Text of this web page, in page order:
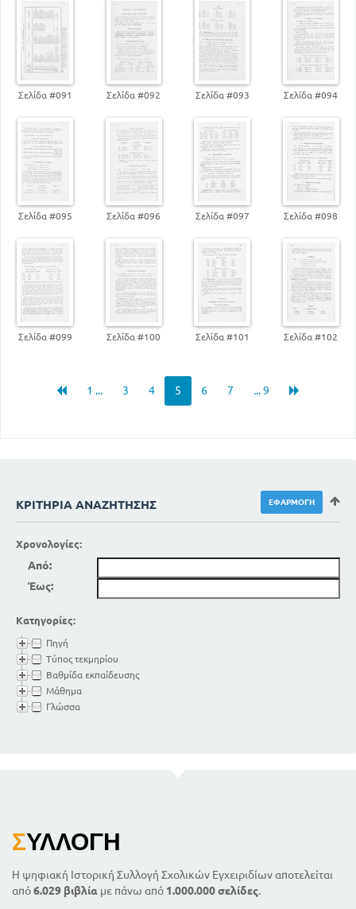
Σελίδα #091 Σελίδα #092 Σελίδα #093 Σελίδα #094
Σελίδα #095 Σελίδα #096 Σελίδα #097 Σελίδα #098
Σελίδα #099 Σελίδα #100 Σελίδα #101 Σελίδα #102
1 ... 3 4 5 6 7 ... 9
ΚΡΙΤΉΡΙΑ ΑΝΑΖΉΤΗΣΗΣ
Χρονολογίες:
Από:
Έως:
Κατηγορίες:
Πηγή
Τύπος τεκμηρίου
Βαθμίδα εκπαίδευσης
Μάθημα
Γλώσσα
ΣΥΛΛΟΓΉ
Η ψηφιακή Ιστορική Συλλογή Σχολικών Εγχειριδίων αποτελείται
από6.029 βιβλία με πάνω από 1.000.000 σελίδες.